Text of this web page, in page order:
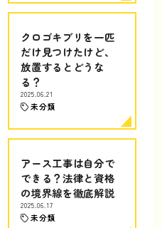
クロゴキブリを一匹
だけ見つけたけど、
放置するとどうな
る？
2025.06.21
未分類
アース工事は自分で
できる？法律と資格
の境界線を徹底解説
2025.06.17
未分類